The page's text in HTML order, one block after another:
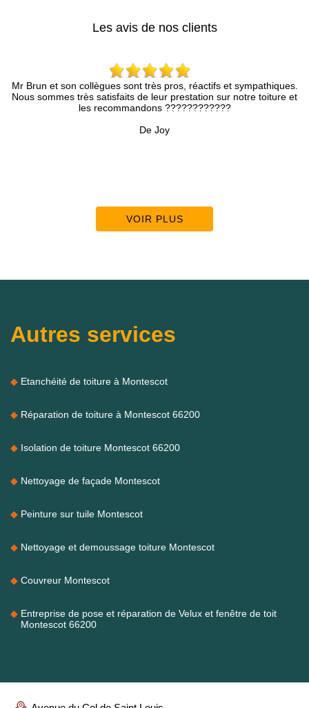
Les avis de nos clients
toiture et
Entreprise très professionnelle. Nous avons pu avoir un
rapidement, le devis et les réparations ont suivis. Travail
pro. Je recommande cette entreprise.
De BMA
VOIR PLUS
Autres services
Etanchéité de toiture à Montescot
Réparation de toiture à Montescot 66200
Isolation de toiture Montescot 66200
Nettoyage de façade Montescot
Peinture sur tuile Montescot
Nettoyage et demoussage toiture Montescot
Couvreur Montescot
Entreprise de pose et réparation de Velux et fenêtre de toit
Montescot 66200